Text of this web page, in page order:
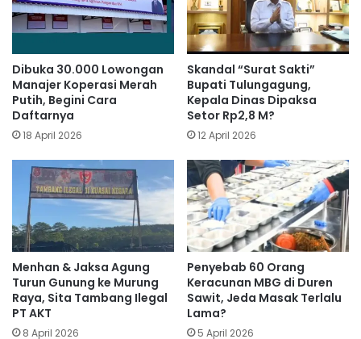
Dibuka 30.000 Lowongan
Manajer Koperasi Merah
Putih, Begini Cara
Daftarnya
18 April 2026
Skandal “Surat Sakti”
Bupati Tulungagung,
Kepala Dinas Dipaksa
Setor Rp2,8 M?
12 April 2026
Menhan & Jaksa Agung
Turun Gunung ke Murung
Raya, Sita Tambang Ilegal
PT AKT
8 April 2026
Penyebab 60 Orang
Keracunan MBG di Duren
Sawit, Jeda Masak Terlalu
Lama?
5 April 2026